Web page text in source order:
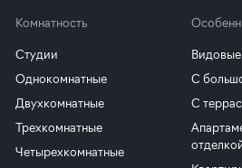
Комнатность
Студии
Однокомнатные
Двухкомнатные
Трехкомнатные
Четырехкомнатные
С
С